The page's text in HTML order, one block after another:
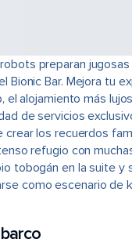
preparan
Bionic Bar. Mejora tu
el alojamiento más
de servicios
crear los recuerdos
refugio con
tobogán en la suite y
como escenario de